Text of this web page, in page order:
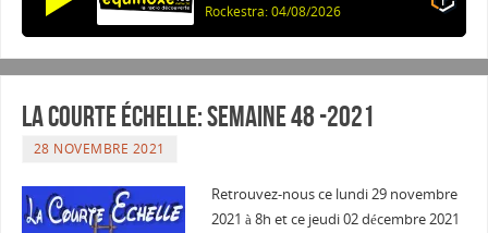
Rockestra: 04/08/2026
La courte échelle: semaine 48 -2021
28 NOVEMBRE 2021
Retrouvez-nous ce lundi 29 novembre
2021 à 8h et ce jeudi 02 décembre 2021